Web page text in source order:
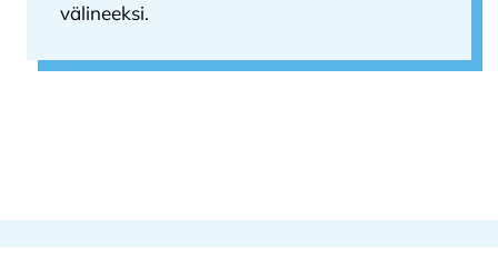
välineeksi.